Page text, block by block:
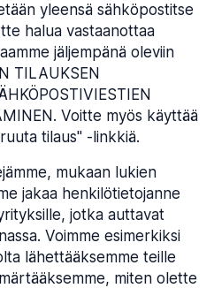
yleensä sähköpostitse
halua vastaanottaa
jäljempänä oleviin
TILAUKSEN
Voitte myös käyttää
tilaus" -linkkiä.
mukaan lukien
jakaa henkilötietojanne
jotka auttavat
Voimme esimerkiksi
lähettääksemme teille
miten olette